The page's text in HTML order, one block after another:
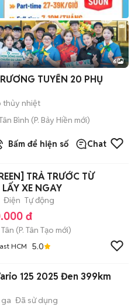
+2
6
TUYỂN 20 PHỤ
thủy nhiệt
Bình (P. Bảy Hiền mới)
Bấm để hiện số Chat
TRẢ TRƯỚC TỪ
XE NGAY
Điện Tự động
đ
(P. Tân Tạo mới)
HCM 5.0
125 2025 Đen 399km
ga Đã sử dụng